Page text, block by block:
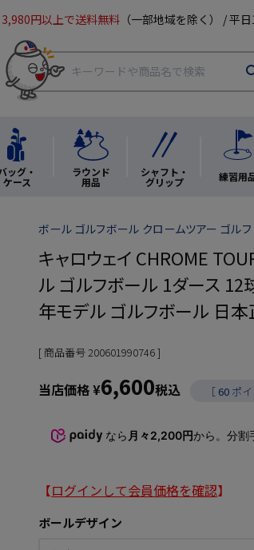
3,980円以上で送料無料 （一部地域を除く） / 平
ッグ・
ケース
ラウンド
用品
シャフト・
グリップ 練習用
ボール ゴルフボール クロームツアー ゴル
キャロウェイ CHROME
ル ゴルフボール 1ダース
年モデル ゴルフボール 日
商品番号200601990746
当店価格¥6,600税込 ［ 60 ポイ
なら 月々2,200円から。分
【ログインして会員価格を確認】
ボールデザイン